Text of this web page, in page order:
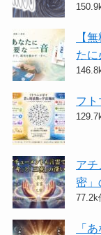
【
た
フ
ア
密
77.2k
「